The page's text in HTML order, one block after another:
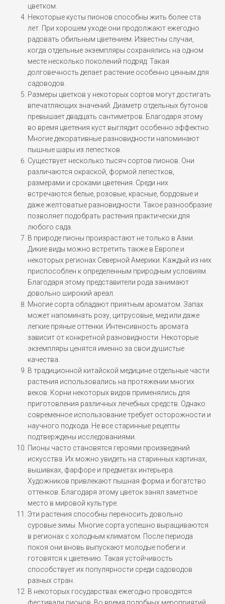
цветком.
Некоторые кусты пионов способны жить более ста
лет. При хорошем уходе они продолжают ежегодно
радовать обильным цветением. Известны случаи,
когда отдельные экземпляры сохранялись на одном
месте несколько поколений подряд. Такая
долговечность делает растение особенно ценным для
садоводов.
Размеры цветков у некоторых сортов могут достигать
впечатляющих значений. Диаметр отдельных бутонов
превышает двадцать сантиметров. Благодаря этому
во время цветения куст выглядит особенно эффектно.
Многие декоративные разновидности напоминают
пышные шары из лепестков.
Существует несколько тысяч сортов пионов. Они
различаются окраской, формой лепестков,
размерами и сроками цветения. Среди них
встречаются белые, розовые, красные, бордовые и
даже желтоватые разновидности. Такое разнообразие
позволяет подобрать растения практически для
любого сада.
В природе пионы произрастают не только в Азии.
Дикие виды можно встретить также в Европе и
некоторых регионах Северной Америки. Каждый из них
приспособлен к определенным природным условиям.
Благодаря этому представители рода занимают
довольно широкий ареал.
Многие сорта обладают приятным ароматом. Запах
может напоминать розу, цитрусовые, мед или даже
легкие пряные оттенки. Интенсивность аромата
зависит от конкретной разновидности. Некоторые
экземпляры ценятся именно за свои душистые
качества.
В традиционной китайской медицине отдельные части
растения использовались на протяжении многих
веков. Корни некоторых видов применялись для
приготовления различных лечебных средств. Однако
современное использование требует осторожности и
научного подхода. Не все старинные рецепты
подтверждены исследованиями.
Пионы часто становятся героями произведений
искусства. Их можно увидеть на старинных картинах,
вышивках, фарфоре и предметах интерьера.
Художников привлекают пышная форма и богатство
оттенков. Благодаря этому цветок занял заметное
место в мировой культуре.
Эти растения способны переносить довольно
суровые зимы. Многие сорта успешно выращиваются
в регионах с холодным климатом. После периода
покоя они вновь выпускают молодые побеги и
готовятся к цветению. Такая устойчивость
способствует их популярности среди садоводов
разных стран.
В некоторых государствах ежегодно проводятся